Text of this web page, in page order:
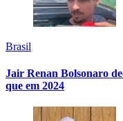
Brasil
Jair Renan Bolsonaro
que em 2024